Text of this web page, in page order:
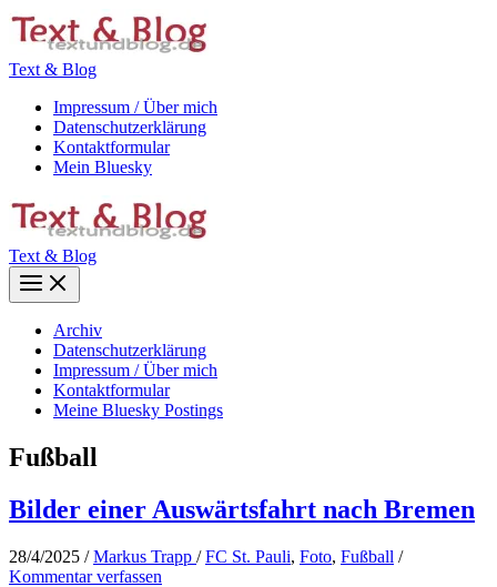
Zum
Inhalt
Text & Blog
Impressum / Über mich
Datenschutzerklärung
Kontaktformular
Mein Bluesky
Text & Blog
Main
Menu
Archiv
Datenschutzerklärung
Impressum / Über mich
Kontaktformular
Meine Bluesky Postings
Fußball
Bilder einer Auswärtsfahrt nach Bremen
28/4/2025 /Markus Trapp /FC St. Pauli, Foto, Fußball /
Kommentar verfassen